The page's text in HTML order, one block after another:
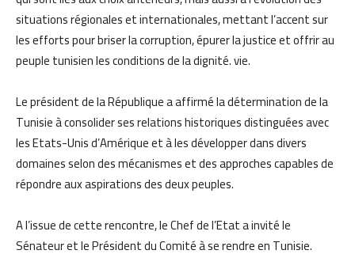
situations régionales et internationales, mettant l’accent sur
les efforts pour briser la corruption, épurer la justice et offrir au
peuple tunisien les conditions de la dignité. vie.
Le président de la République a affirmé la détermination de la
Tunisie à consolider ses relations historiques distinguées avec
les Etats-Unis d’Amérique et à les développer dans divers
domaines selon des mécanismes et des approches capables de
répondre aux aspirations des deux peuples.
A l’issue de cette rencontre, le Chef de l’Etat a invité le
Sénateur et le Président du Comité à se rendre en Tunisie.